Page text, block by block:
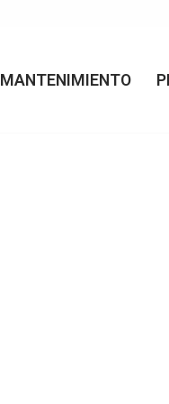
MANTENIMIENTO